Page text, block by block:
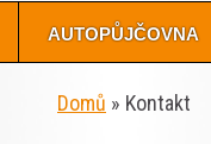
autopůjčovna
Domů » Kontakt